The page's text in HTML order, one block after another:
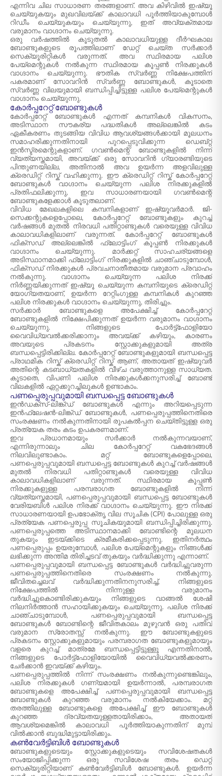
എന്നിവ ചില സാധാരണ തരങ്ങളാണ്. അവ കിഴിവിൽ ഇഷ്യൂ
ചെയ്യുകയും മുഖവിലയ്‌ക്ക് കാലാവധി പൂർത്തിയാകുമ്പോൾ
റിഡീം ചെയ്യുകയും ചെയ്യുന്നു, ഇത് അവ്യക്തമായ
വരുമാനം വാഗ്ദാനം ചെയ്യുന്നു.
ഒരു വർഷത്തിൽ കൂടുതൽ കാലാവധിയുള്ള ദീർഘകാല
ബോണ്ടുകളുടെ രൂപത്തിലാണ് ഡേറ്റ് ചെയ്ത സർക്കാർ
സെക്യൂരിറ്റികൾ വരുന്നത്. അവ സ്ഥിരമായ പലിശ
പേയ്‌മെന്റുകൾ നൽകുന്ന സ്ഥിരമായ കൂപ്പൺ നിരക്കുകൾ
വാഗ്ദാനം ചെയ്യുന്നു. ഭൗതിക സ്വർണ്ണ നിക്ഷേപത്തിന്
പകരമാണ് സോവറിൻ സ്വർണ്ണ ബോണ്ടുകൾ, കൂടാതെ
സ്വർണ്ണ വിലയുമായി ബന്ധിപ്പിച്ചിട്ടുള്ള പലിശ പേയ്‌മെന്റുകൾ
വാഗ്ദാനം ചെയ്യുന്നു.
കോർപ്പറേറ്റ് ബോണ്ടുകൾ
കോർപ്പറേറ്റ് ബോണ്ടുകൾ എന്നത് കമ്പനികൾ വികസനം,
അടിസ്ഥാന സൗകര്യ പദ്ധതികൾ അല്ലെങ്കിൽ കടം
ഏകീകരണം തുടങ്ങിയ വിവിധ ആവശ്യങ്ങൾക്കായി മൂലധനം
സമാഹരിക്കുന്നതിനായി പുറപ്പെടുവിക്കുന്ന ഡെബ്റ്റ്
ഇൻസ്ട്രമെന്റുകളാണ്. ഗവൺമെന്റ് ബോണ്ടുകളിൽ നിന്ന്
വ്യത്യസ്തമായി, അവയ്ക്ക് ഒരു സോവറിൻ ഗ്യാരണ്ടിയുടെ
പിന്തുണയില്ല, അതിനാൽ അവ ഉയർന്ന അളവിലുള്ള
ക്രെഡിറ്റ് റിസ്ക് വഹിക്കുന്നു. ഈ ക്രെഡിറ്റ് റിസ്ക് കോർപ്പറേറ്റ്
ബോണ്ടുകൾ വാഗ്ദാനം ചെയ്യുന്ന പലിശ നിരക്കുകളിൽ
പ്രതിഫലിക്കുന്നു, ഇവ സാധാരണയായി ഗവൺമെന്റ്
ബോണ്ടുകളേക്കാൾ കൂടുതലാണ്.
വിവിധ മേഖലകളിലെ കമ്പനികളാണ് ഇഷ്യൂവർമാർ. ജി-
സെക്കന്റുകളെപ്പോലെ, കോർപ്പറേറ്റ് ബോണ്ടുകളും കുറച്ച്
വർഷങ്ങൾ മുതൽ നിരവധി പതിറ്റാണ്ടുകൾ വരെയുള്ള വിവിധ
കാലാവധികളിലാണ് വരുന്നത്. കോർപ്പറേറ്റ് ബോണ്ടുകൾ
ഫിക്സഡ് അല്ലെങ്കിൽ ഫ്ലോട്ടിംഗ് കൂപ്പൺ നിരക്കുകൾ
വാഗ്ദാനം ചെയ്യുന്നു. മാർക്കറ്റ് സാഹചര്യങ്ങളെ
അടിസ്ഥാനമാക്കി ഫ്ലോട്ടിംഗ് നിരക്കുകളിൽ ചാഞ്ചാടുമ്പോൾ,
ഫിക്സഡ് നിരക്കുകൾ പ്രവചനാതീതമായ വരുമാന പ്രവാഹം
നൽകുന്നു. വാഗ്ദാനം ചെയ്യുന്ന പലിശ നിരക്ക്
നിർണ്ണയിക്കുന്നത് ഇഷ്യൂ ചെയ്യുന്ന കമ്പനിയുടെ ക്രെഡിറ്റ്
യോഗ്യതയാണ്, ഉയർന്ന റേറ്റിംഗുള്ള കമ്പനികൾ കുറഞ്ഞ
പലിശ നിരക്കുകൾ വാഗ്ദാനം ചെയ്യുന്നു, തിരിച്ചും.
സർക്കാർ ബോണ്ടുകളെ അപേക്ഷിച്ച് കോർപ്പറേറ്റ്
ബോണ്ടുകളിൽ നിക്ഷേപിക്കുന്നത് ഉയർന്ന വരുമാനം വാഗ്ദാനം
ചെയ്യുന്നു. നിങ്ങളുടെ പോർട്ട്‌ഫോളിയോ
വൈവിധ്യവൽക്കരിക്കാനും അവയ്ക്ക് കഴിയും, കാരണം
അവയുടെ പ്രകടനം സ്റ്റോക്കുകളുമായി അത്ര
ബന്ധപ്പെട്ടിരിക്കില്ല. കോർപ്പറേറ്റ് ബോണ്ടുകളുമായി ബന്ധപ്പെട്ട
പ്രാഥമിക റിസ്ക് ക്രെഡിറ്റ് റിസ്ക് ആണ്, അതായത് ഇഷ്യൂവർ
അതിന്റെ കടബാധ്യതകളിൽ വീഴ്ച വരുത്താനുള്ള സാധ്യത.
കൂടാതെ, വിപണി പലിശ നിരക്കുകൾക്കനുസരിച്ച് ബോണ്ട്
വിലകളിൽ ഏറ്റക്കുറച്ചിലുകൾ ഉണ്ടാകാം.
പണപ്പെരുപ്പവുമായി ബന്ധപ്പെട്ട ബോണ്ടുകൾ
ഇന്‍ഡക്സ്-ലിങ്ക്ഡ് ബോണ്ടുകള്‍ എന്നും അറിയപ്പെടുന്ന
ഇന്‍ഫ്ലേഷന്‍-ലിങ്ക്ഡ് ബോണ്ടുകള്‍, പണപ്പെരുപ്പത്തിനെതിരെ
സംരക്ഷണം നല്‍കുന്നതിനായി രൂപകല്‍പ്പന ചെയ്തിട്ടുള്ള ഒരു
പ്രത്യേക തരം കടം ഉപകരണമാണ്.
ഇവ പ്രധാനമായും സർക്കാർ നൽകുന്നവയാണ്,
എന്നിരുന്നാലും ചില കോർപ്പറേറ്റ് വകഭേദങ്ങൾ
നിലവിലുണ്ടാകാം. മറ്റ് ബോണ്ടുകളെപ്പോലെ,
പണപ്പെരുപ്പവുമായി ബന്ധപ്പെട്ട ബോണ്ടുകൾ കുറച്ച് വർഷങ്ങൾ
മുതൽ നിരവധി പതിറ്റാണ്ടുകൾ വരെയുള്ള വിവിധ
കാലാവധികളിലാണ് വരുന്നത്. സ്ഥിരമായ കൂപ്പൺ
നിരക്കുകളുള്ള പരമ്പരാഗത ബോണ്ടുകളിൽ നിന്ന്
വ്യത്യസ്തമായി, പണപ്പെരുപ്പവുമായി ബന്ധപ്പെട്ട ബോണ്ടുകൾ
വേരിയബിൾ പലിശ നിരക്ക് വാഗ്ദാനം ചെയ്യുന്നു. ഈ നിരക്ക്
സാധാരണയായി ഉപഭോക്തൃ വില സൂചിക (CPI) പോലുള്ള ഒരു
പ്രത്യേക പണപ്പെരുപ്പ സൂചികയുമായി ബന്ധിപ്പിച്ചിരിക്കുന്നു.
പണപ്പെരുപ്പത്തെ അടിസ്ഥാനമാക്കി ബോണ്ടിന്റെ മൂലധന
തുകയും ഇടയ്ക്കിടെ ക്രമീകരിക്കപ്പെടുന്നു. ഇതിനർത്ഥം
പണപ്പെരുപ്പം ഉയരുമ്പോൾ, പലിശ പേയ്‌മെന്റുകളും നിങ്ങൾക്ക്
ലഭിക്കുന്ന അന്തിമ തിരിച്ചടവ് തുകയും വർദ്ധിക്കുന്നു എന്നാണ്.
പണപ്പെരുപ്പവുമായി ബന്ധപ്പെട്ട ബോണ്ടുകൾ വർദ്ധിച്ചുവരുന്ന
പണപ്പെരുപ്പത്തിനെതിരെ സംരക്ഷണം നൽകുന്നു.
ജീവിതച്ചെലവ് വർദ്ധിക്കുന്നതിനനുസരിച്ച്, നിങ്ങളുടെ
നിക്ഷേപത്തിൽ നിന്നുള്ള വരുമാനം
വർദ്ധിച്ചുകൊണ്ടിരിക്കുകയും നിങ്ങളുടെ വാങ്ങൽ ശേഷി
നിലനിർത്താൻ സഹായിക്കുകയും ചെയ്യുന്നു. പലിശ നിരക്ക്
ചാഞ്ചാടുമ്പോൾ, പണപ്പെരുപ്പവുമായി ബന്ധപ്പെട്ട
ബോണ്ടുകൾ ബോണ്ടിന്റെ ജീവിതകാലം മുഴുവൻ ഒരു പതിവ്
വരുമാന സ്രോതസ്സ് നൽകുന്നു. ഈ ബോണ്ടുകളുടെ
പ്രകടനം സ്റ്റോക്കുകളുമായും പരമ്പരാഗത ബോണ്ടുകളുമായും
വളരെ കുറച്ച് മാത്രമേ ബന്ധപ്പെട്ടിട്ടുള്ളൂ എന്നതിനാൽ,
നിങ്ങളുടെ പോർട്ട്‌ഫോളിയോയിൽ വൈവിധ്യവൽക്കരണം
ചേർക്കാൻ ഇവയ്ക്ക് കഴിയും.
പണപ്പെരുപ്പത്തിൽ നിന്ന് സംരക്ഷണം നൽകുന്നുണ്ടെങ്കിലും,
പലിശ നിരക്കുകൾ ഗണ്യമായി ഉയർന്നാൽ, പരമ്പരാഗത
ബോണ്ടുകളെ അപേക്ഷിച്ച് പണപ്പെരുപ്പവുമായി ബന്ധപ്പെട്ട
ബോണ്ടുകൾ കുറഞ്ഞ വരുമാനം നൽകിയേക്കാം. മറ്റ്
തരത്തിലുള്ള ബോണ്ടുകളെ അപേക്ഷിച്ച് ഈ ബോണ്ടുകൾ
കുറഞ്ഞ ദ്രവ്യതയുള്ളതായിരിക്കാം, അതായത്
ആവശ്യമെങ്കിൽ കാലാവധി പൂർത്തിയാകുന്നതിന് മുമ്പ്
വിൽക്കാൻ ബുദ്ധിമുട്ടായിരിക്കും.
കൺവേർട്ടിബിൾ ബോണ്ടുകൾ
ബോണ്ടുകളുടെയും സ്റ്റോക്കുകളുടെയും സവിശേഷതകൾ
സംയോജിപ്പിക്കുന്ന ഒരു സവിശേഷ തരം ഡെറ്റ്
സെക്യൂരിറ്റിയാണ് കൺവേർട്ടിബിൾ ബോണ്ടുകൾ. ഉയർന്ന